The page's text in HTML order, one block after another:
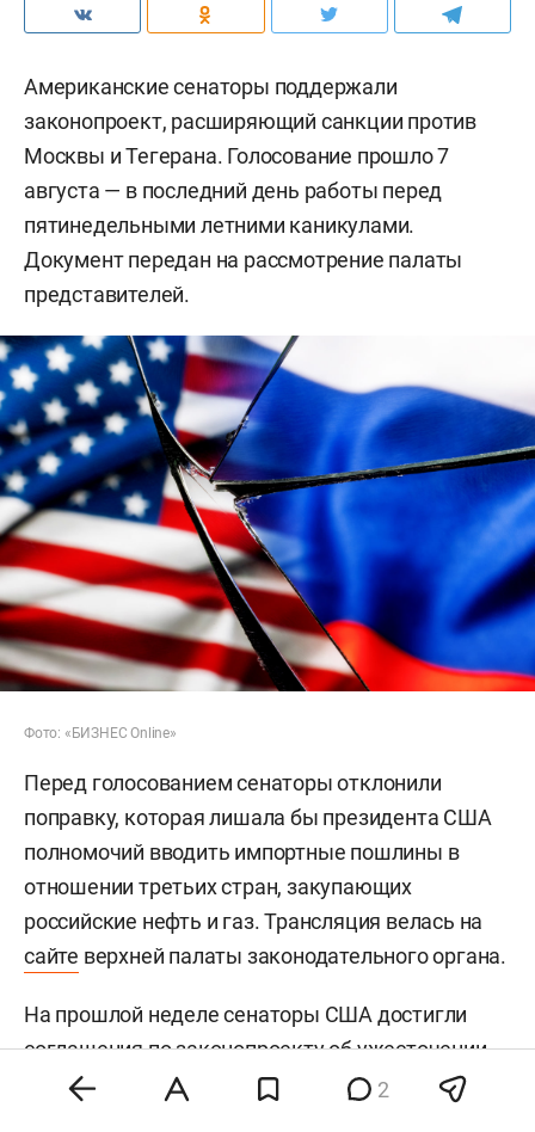
Американские сенаторы поддержали
законопроект, расширяющий санкции против
Москвы и Тегерана. Голосование прошло 7
августа — в последний день работы перед
пятинедельными летними каникулами.
Документ передан на рассмотрение палаты
представителей.
Фото: «БИЗНЕС Online»
Перед голосованием сенаторы отклонили
поправку, которая лишала бы президента США
полномочий вводить импортные пошлины в
отношении третьих стран, закупающих
российские нефть и газ. Трансляция велась на
сайте верхней палаты законодательного органа.
На прошлой неделе сенаторы США достигли
соглашения по законопроекту об ужесточении
санкций против России, соавтором которого
2